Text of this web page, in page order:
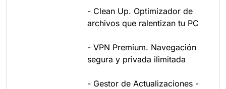
- Clean Up. Optimizador de
archivos que ralentizan tu PC
- VPN Premium. Navegación
segura y privada ilimitada
- Gestor de Actualizaciones -